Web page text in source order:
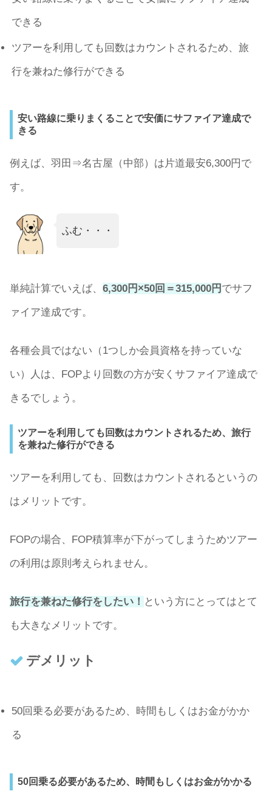
できる
ツアーを利用しても回数はカウントされるため、旅
行を兼ねた修行ができる
安い路線に乗りまくることで安価にサファイア達成で
きる
例えば、羽田⇒名古屋（中部）は片道最安6,300円で
す。
ふむ・・・
単純計算でいえば、 6,300円×50回＝315,000円 でサフ
ァイア達成です。
各種会員ではない（1つしか会員資格を持っていな
い）人は、FOPより回数の方が安くサファイア達成で
きるでしょう。
ツアーを利用しても回数はカウントされるため、旅行
を兼ねた修行ができる
ツアーを利用しても、回数はカウントされるというの
はメリットです。
FOPの場合、FOP積算率が下がってしまうためツアー
の利用は原則考えられません。
旅行を兼ねた修行をしたい！ という方にとってはとて
も大きなメリットです。
デメリット
50回乗る必要があるため、時間もしくはお金がかか
る
50回乗る必要があるため、時間もしくはお金がかかる